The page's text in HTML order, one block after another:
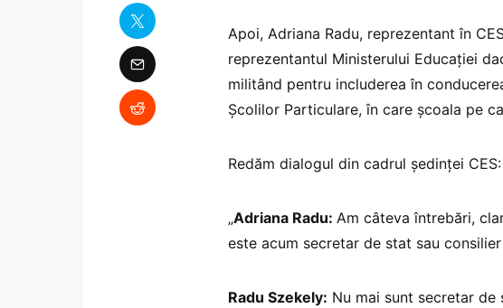
Apoi, Adriana Radu, reprezentant în
reprezentantul Ministerului Educației
militând pentru includerea în
Școlilor Particulare, în care școala pe
Redăm dialogul din cadrul ședinței CES:
„Adriana Radu: Am câteva întrebări,
este acum secretar de stat sau
Radu Szekely: Nu mai sunt secretar